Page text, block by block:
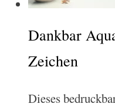
Dankbar
Zeichen
Dieses